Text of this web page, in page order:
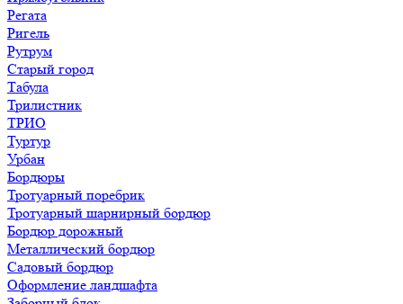
Регата
Ригель
Рутрум
Старый город
Табула
Трилистник
ТРИО
Туртур
Урбан
Бордюры
Тротуарный поребрик
Тротуарный шарнирный бордюр
Бордюр дорожный
Металлический бордюр
Садовый бордюр
Оформление ландшафта